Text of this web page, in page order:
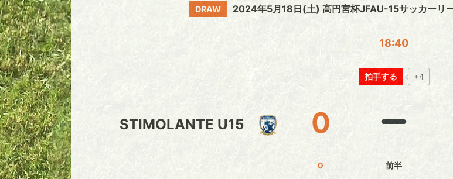
DRAW 2024年5月18日(土) 高円宮杯JFAU-15サッカー
18:40
拍手する +4
STIMOLANTE U15 0
0
前半